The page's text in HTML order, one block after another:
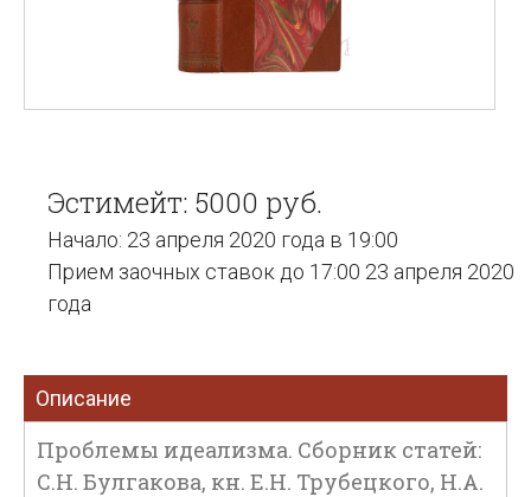
Эстимейт: 5000 руб.
Начало: 23 апреля 2020 года в 19:00
Прием заочных ставок до 17:00 23 апреля 2020
года
Описание
Проблемы идеализма. Сборник статей:
С.Н. Булгакова, кн. Е.Н. Трубецкого, Н.А.